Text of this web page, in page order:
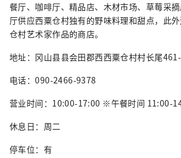
餐厅、咖啡厅、精品店、木材市场、草莓采
厅供应西粟仓村独有的野味料理和甜点，此
仓村艺术家作品的商店。
地址：冈山县县会田郡西西粟仓村村长尾
电话：090-2466-9378
营业时间：10:00-17:00 ※午餐时间 11:00-
休息日：周二
停车位：有